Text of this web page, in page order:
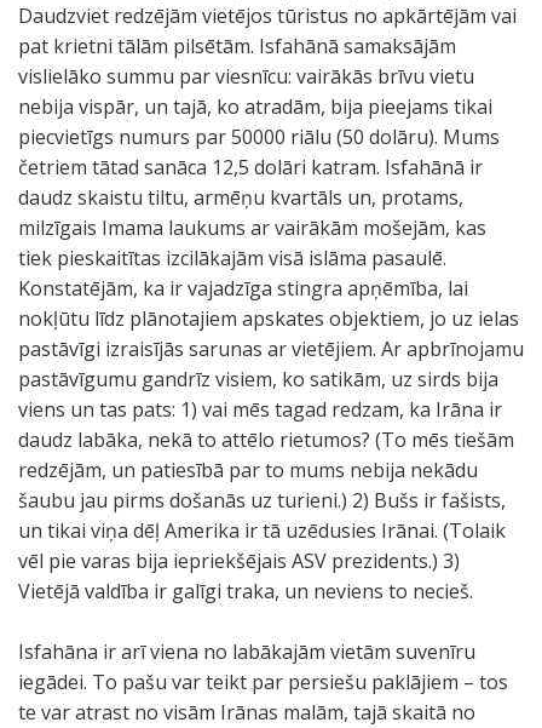
Daudzviet redzējām vietējos tūristus no apkārtējām vai
pat krietni tālām pilsētām. Isfahānā samaksājām
vislielāko summu par viesnīcu: vairākās brīvu vietu
nebija vispār, un tajā, ko atradām, bija pieejams tikai
piecvietīgs numurs par 50000 riālu (50 dolāru). Mums
četriem tātad sanāca 12,5 dolāri katram. Isfahānā ir
daudz skaistu tiltu, armēņu kvartāls un, protams,
milzīgais Imama laukums ar vairākām mošejām, kas
tiek pieskaitītas izcilākajām visā islāma pasaulē.
Konstatējām, ka ir vajadzīga stingra apņēmība, lai
nokļūtu līdz plānotajiem apskates objektiem, jo uz ielas
pastāvīgi izraisījās sarunas ar vietējiem. Ar apbrīnojamu
pastāvīgumu gandrīz visiem, ko satikām, uz sirds bija
viens un tas pats: 1) vai mēs tagad redzam, ka Irāna ir
daudz labāka, nekā to attēlo rietumos? (To mēs tiešām
redzējām, un patiesībā par to mums nebija nekādu
šaubu jau pirms došanās uz turieni.) 2) Bušs ir fašists,
un tikai viņa dēļ Amerika ir tā uzēdusies Irānai. (Tolaik
vēl pie varas bija iepriekšējais ASV prezidents.) 3)
Vietējā valdība ir galīgi traka, un neviens to necieš.
Isfahāna ir arī viena no labākajām vietām suvenīru
iegādei. To pašu var teikt par persiešu paklājiem – tos
te var atrast no visām Irānas malām, tajā skaitā no